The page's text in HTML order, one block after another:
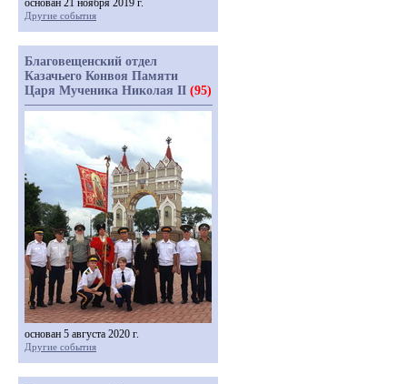
основан 21 ноября 2019 г.
Другие события
Благовещенский отдел
Казачьего Конвоя Памяти
Царя Мученика Николая II (95)
основан 5 августа 2020 г.
Другие события